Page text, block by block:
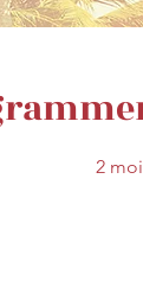
2